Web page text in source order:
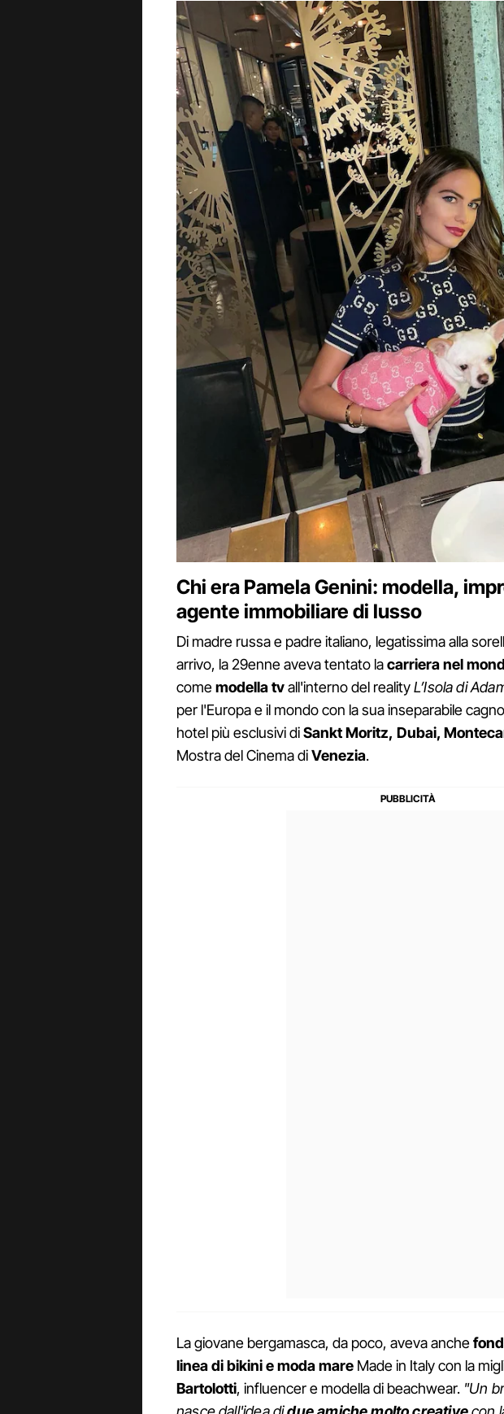
Chi era Pamela Genini: modella,
agente immobiliare di lusso
Di madre russa e padre italiano, legatissima alla
arrivo, la 29enne aveva tentato lacarriera nel
comemodella tvall'interno del realityL’Isola di
per l'Europa e il mondo con la sua inseparabile
hotel più esclusivi diSankt Moritz, Dubai,
Mostra del Cinema diVenezia.
La giovane bergamasca, da poco, aveva anche
linea di bikini e moda mare Made in Italy con la
Bartolotti, influencer e modella di beachwear. "Un